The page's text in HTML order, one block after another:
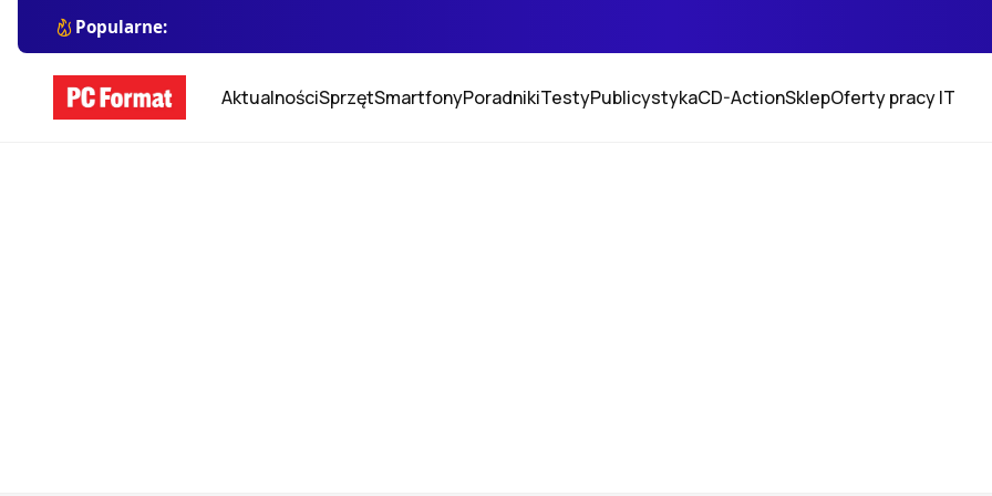
Popularne:
AktualnościSprzętSmartfonyPoradnikiTestyPublicystykaCD-ActionSklepOferty pracy IT